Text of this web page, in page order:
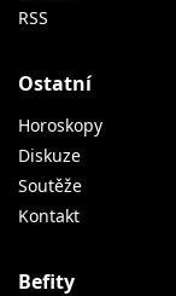
RSS
Ostatní
Horoskopy
Diskuze
Soutěže
Kontakt
Befity